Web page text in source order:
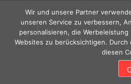
Wir und unsere Partner
unseren Service zu verbessern,
personalisieren, die
Websites zu berücksichtigen.
diesen